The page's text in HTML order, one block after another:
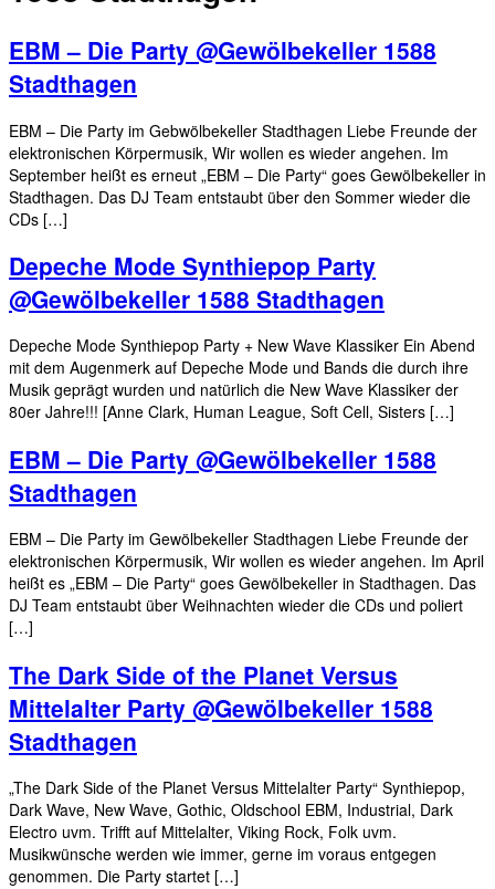
EBM – Die Party @Gewölbekeller 1588
Stadthagen
EBM – Die Party im Gebwölbekeller Stadthagen Liebe Freunde der
elektronischen Körpermusik, Wir wollen es wieder angehen. Im
September heißt es erneut „EBM – Die Party“ goes Gewölbekeller in
Stadthagen. Das DJ Team entstaubt über den Sommer wieder die
CDs […]
Depeche Mode Synthiepop Party
@Gewölbekeller 1588 Stadthagen
Depeche Mode Synthiepop Party + New Wave Klassiker Ein Abend
mit dem Augenmerk auf Depeche Mode und Bands die durch ihre
Musik geprägt wurden und natürlich die New Wave Klassiker der
80er Jahre!!! [Anne Clark, Human League, Soft Cell, Sisters […]
EBM – Die Party @Gewölbekeller 1588
Stadthagen
EBM – Die Party im Gewölbekeller Stadthagen Liebe Freunde der
elektronischen Körpermusik, Wir wollen es wieder angehen. Im April
heißt es „EBM – Die Party“ goes Gewölbekeller in Stadthagen. Das
DJ Team entstaubt über Weihnachten wieder die CDs und poliert
[…]
The Dark Side of the Planet Versus
Mittelalter Party @Gewölbekeller 1588
Stadthagen
„The Dark Side of the Planet Versus Mittelalter Party“ Synthiepop,
Dark Wave, New Wave, Gothic, Oldschool EBM, Industrial, Dark
Electro uvm. Trifft auf Mittelalter, Viking Rock, Folk uvm.
Musikwünsche werden wie immer, gerne im voraus entgegen
genommen. Die Party startet […]